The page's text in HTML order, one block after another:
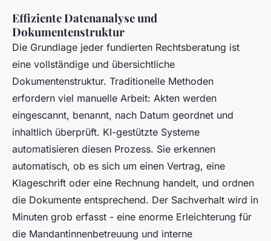
Effiziente Datenanalyse und
Dokumentenstruktur
Die Grundlage jeder fundierten Rechtsberatung ist
eine vollständige und übersichtliche
Dokumentenstruktur. Traditionelle Methoden
erfordern viel manuelle Arbeit: Akten werden
eingescannt, benannt, nach Datum geordnet und
inhaltlich überprüft. KI-gestützte Systeme
automatisieren diesen Prozess. Sie erkennen
automatisch, ob es sich um einen Vertrag, eine
Klageschrift oder eine Rechnung handelt, und ordnen
die Dokumente entsprechend. Der Sachverhalt wird in
Minuten grob erfasst - eine enorme Erleichterung für
die Mandantinnenbetreuung und interne